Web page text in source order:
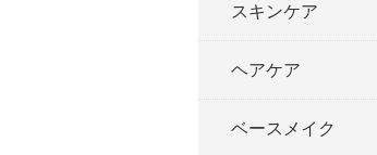
スキンケア
ヘアケア
ベースメイク